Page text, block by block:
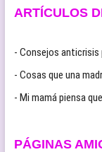
ARTÍCULOS
- Consejos anticrisis
- Cosas que una
- Mi mamá piensa
PÁGINAS